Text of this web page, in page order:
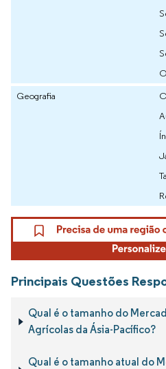
Geografia
Principais Questões
Qual é o tamanho do
Agrícolas da Ásia-Pacífico?
Qual é o tamanho atual do